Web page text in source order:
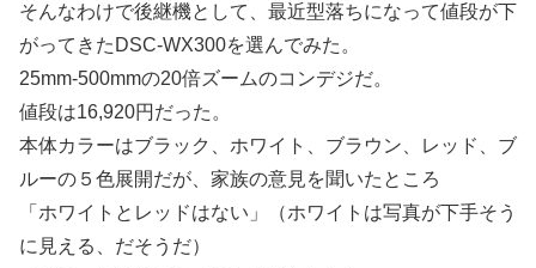
そんなわけで後継機として、最近型落ちになって値段が下
がってきたDSC-WX300を選んでみた。
25mm-500mmの20倍ズームのコンデジだ。
値段は16,920円だった。
本体カラーはブラック、ホワイト、ブラウン、レッド、ブ
ルーの５色展開だが、家族の意見を聞いたところ
「ホワイトとレッドはない」（ホワイトは写真が下手そう
に見える、だそうだ）